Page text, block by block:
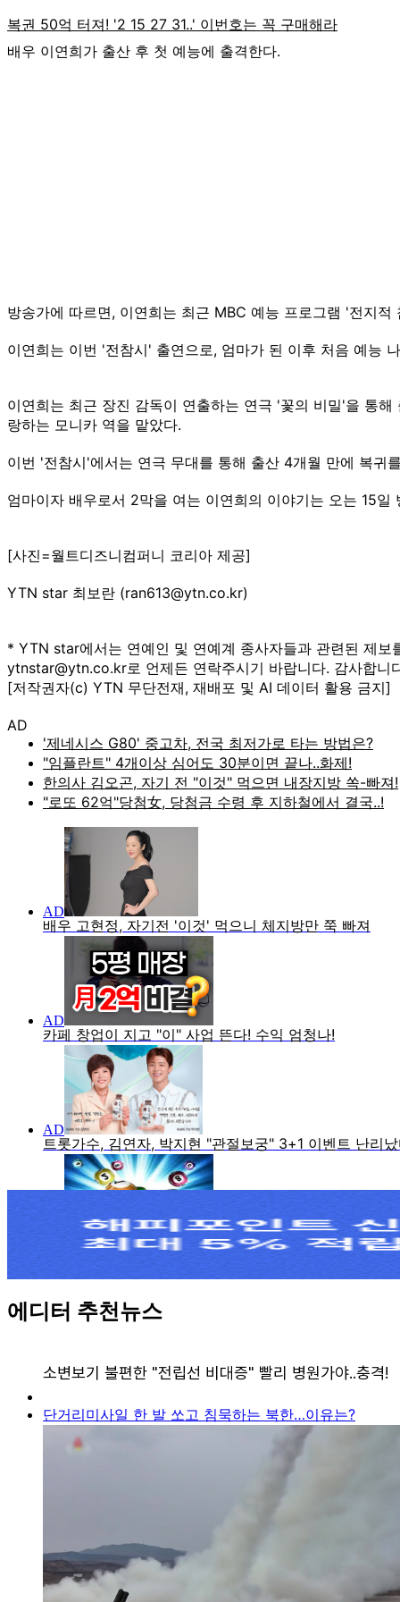
배우 이연희가 출산 후 첫 예능에 출격한다.
방송가에 따르면, 이연희는 최근 MBC 예능 프로그램 '전지
이연희는 이번 '전참시' 출연으로, 엄마가 된 이후 처음 예능
이연희는 최근 장진 감독이 연출하는 연극 '꽃의 비밀'을 통
랑하는 모니카 역을 맡았다.
이번 '전참시'에서는 연극 무대를 통해 출산 4개월 만에 복귀
엄마이자 배우로서 2막을 여는 이연희의 이야기는 오는 15
[사진=월트디즈니컴퍼니 코리아 제공]
YTN star 최보란 (ran613@ytn.co.kr)
* YTN star에서는 연예인 및 연예계 종사자들과 관련된 제보
ytnstar@ytn.co.kr로 언제든 연락주시기 바랍니다. 감사합니
[저작권자(c) YTN 무단전재, 재배포 및 AI 데이터 활용 금지]
AD
에디터 추천뉴스
단거리미사일 한 발 쏘고 침묵하는 북한…이유는?